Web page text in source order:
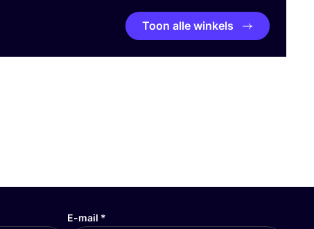
Toon alle winkels
E-mail *